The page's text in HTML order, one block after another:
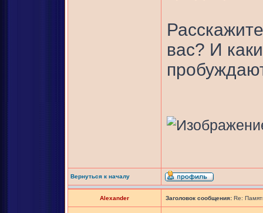
вас? И
Вернуться к началу
Alexander Заголовок сообщения: Re: